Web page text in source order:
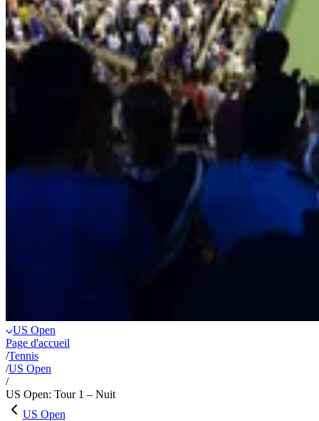
US Open
Page d'accueil
/Tennis
/US Open
/
US Open: Tour 1 – Nuit
US Open